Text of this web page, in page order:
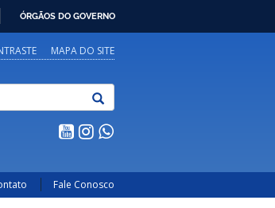
ÓRGÃOS DO GOVERNO
MAPA DO SITE
Fale Conosco